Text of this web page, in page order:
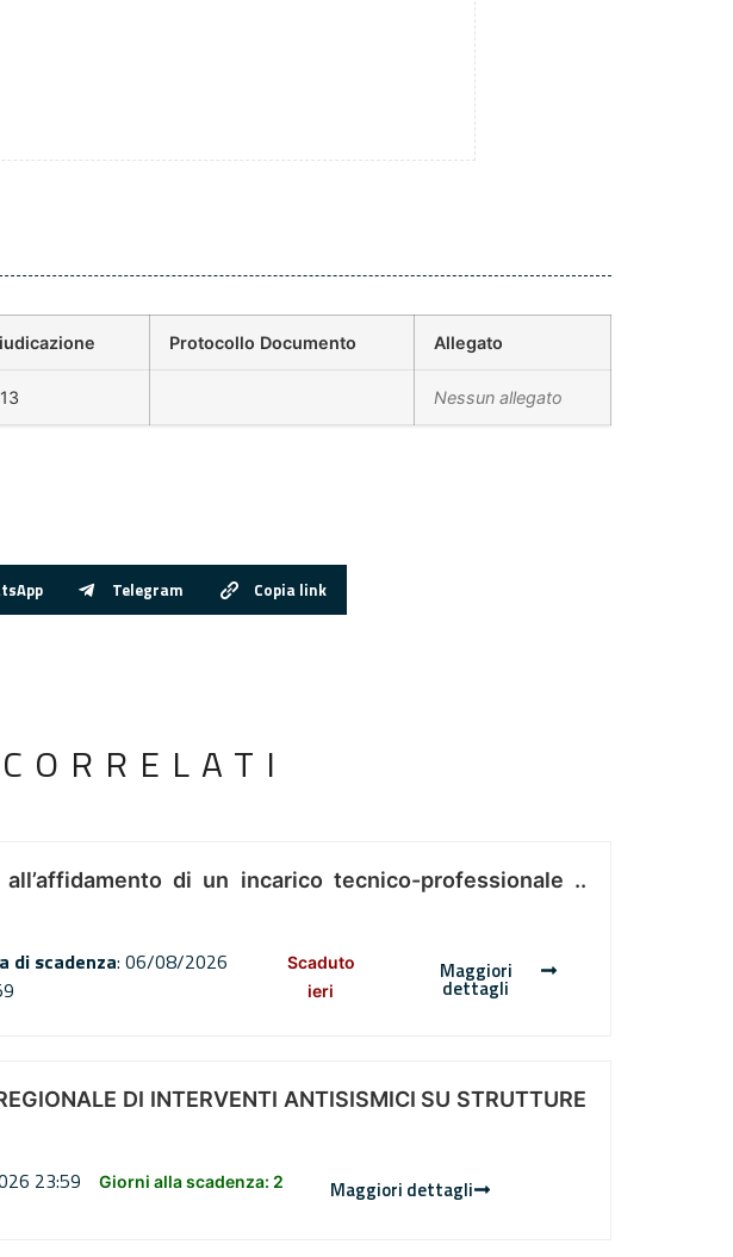
Protocollo Documento Allegato
Nessun allegato
Telegram Copia link
di un incarico tecnico-professionale ..
di scadenza: 06/08/2026
Scaduto
ieri
Maggiori
dettagli
DI INTERVENTI ANTISISMICI SU STRUTTURE
23:59 Giorni alla scadenza: 2 Maggiori dettagli